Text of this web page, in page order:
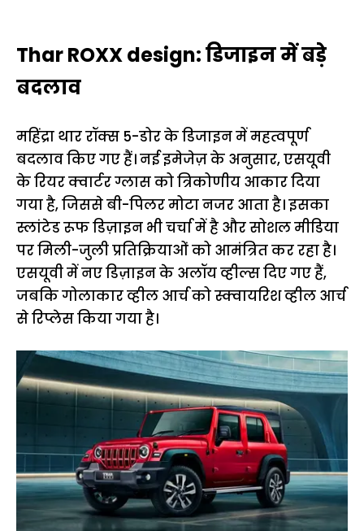
Thar ROXX design: डिजाइन में बड़े
बदलाव
महिंद्रा थार रॉक्स 5-डोर के डिजाइन में महत्वपूर्ण
बदलाव किए गए हैं। नई इमेजेज़ के अनुसार, एसयूवी
के रियर क्वार्टर ग्लास को त्रिकोणीय आकार दिया
गया है, जिससे बी-पिलर मोटा नजर आता है। इसका
स्लांटेड रूफ डिज़ाइन भी चर्चा में है और सोशल मीडिया
पर मिली-जुली प्रतिक्रियाओं को आमंत्रित कर रहा है।
एसयूवी में नए डिज़ाइन के अलॉय व्हील्स दिए गए हैं,
जबकि गोलाकार व्हील आर्च को स्क्वायरिश व्हील आर्च
से रिप्लेस किया गया है।